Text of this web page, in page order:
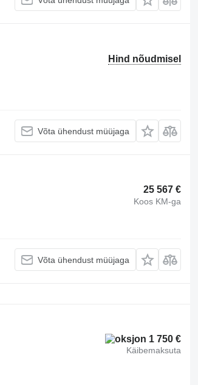
Hind nõudmisel
Võta ühendust müüjaga
25 567 €
Koos KM-ga
Võta ühendust müüjaga
1 750 €
Käibemaksuta